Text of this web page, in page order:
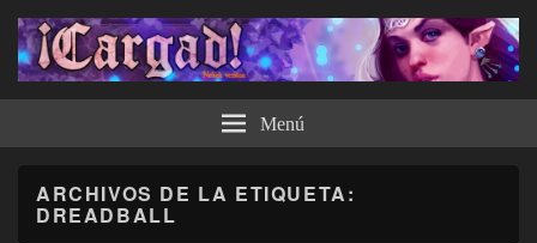
¡Cargad! Menú
ARCHIVOS DE LA ETIQUETA:
DREADBALL